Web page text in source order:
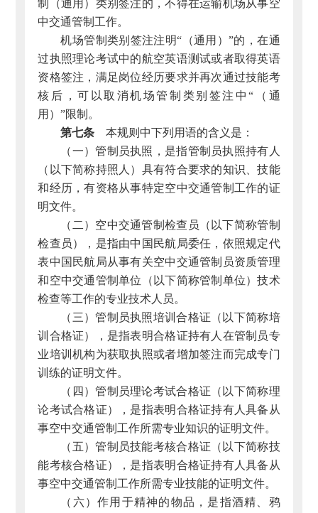
制（通用）类别签注的，不得在运输机场从事空
中交通管制工作。
机场管制类别签注注明“（通用）”的，在通
过执照理论考试中的航空英语测试或者取得英语
资格签注，满足岗位经历要求并再次通过技能考
核后，可以取消机场管制类别签注中“（通
用）”限制。
第七条 本规则中下列用语的含义是：
（一）管制员执照，是指管制员执照持有人
（以下简称持照人）具有符合要求的知识、技能
和经历，有资格从事特定空中交通管制工作的证
明文件。
（二）空中交通管制检查员（以下简称管制
检查员），是指由中国民航局委任，依照规定代
表中国民航局从事有关空中交通管制员资质管理
和空中交通管制单位（以下简称管制单位）技术
检查等工作的专业技术人员。
（三）管制员执照培训合格证（以下简称培
训合格证），是指表明合格证持有人在管制员专
业培训机构为获取执照或者增加签注而完成专门
训练的证明文件。
（四）管制员理论考试合格证（以下简称理
论考试合格证），是指表明合格证持有人具备从
事空中交通管制工作所需专业知识的证明文件。
（五）管制员技能考核合格证（以下简称技
能考核合格证），是指表明合格证持有人具备从
事空中交通管制工作所需专业技能的证明文件。
（六）作用于精神的物品，是指酒精、鸦